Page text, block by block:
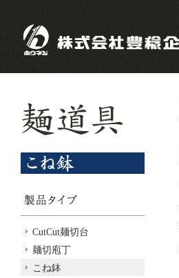
CutCut麺切台
麺切庖丁
こね鉢